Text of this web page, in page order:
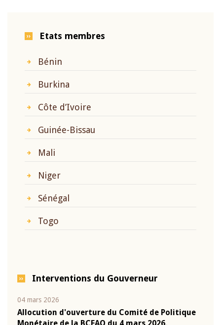
Etats membres
Bénin
Burkina
Côte d’Ivoire
Guinée-Bissau
Mali
Niger
Sénégal
Togo
Interventions du Gouverneur
04 mars 2026
Allocution d'ouverture du Comité de Politique